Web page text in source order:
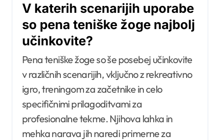
V katerih scenarijih uporabe
so pena teniške žoge najbolj
učinkovite?
Pena teniške žoge so še posebej učinkovite
v različnih scenarijih, vključno z rekreativno
igro, treningom za začetnike in celo
specifičnimi prilagoditvami za
profesionalne tekme. Njihova lahka in
mehka narava jih naredi primerne za